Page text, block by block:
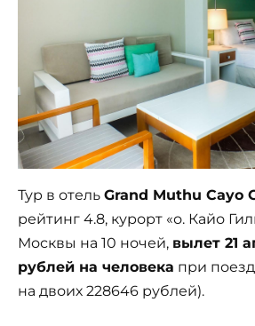
Тур в отель Grand Muthu Cayo
рейтинг 4.8, курорт «о. Кайо
Москвы на 10 ночей, вылет 21
рублей на человека при
на двоих 228646 рублей).